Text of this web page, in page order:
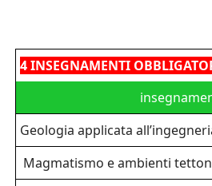
4 INSEGNAMENTI
Geologia applicata
Magmatismo e ambienti